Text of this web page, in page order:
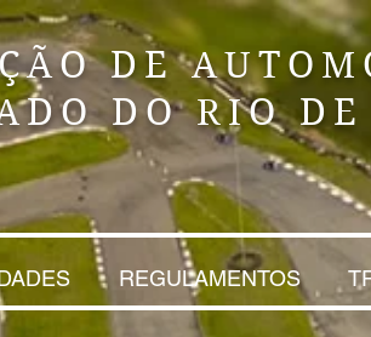
DE
DO RIO
REGULAMENTOS